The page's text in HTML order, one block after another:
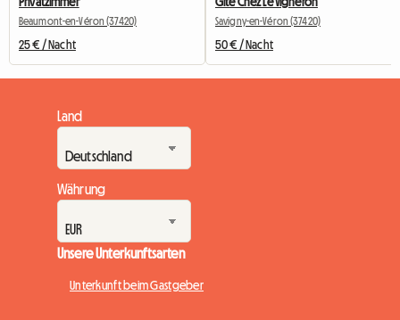
Beaumont-en-Véron (37420)
25 € / Nacht
Savigny-en-Véron (37420)
50 € / Nacht
Land
Währung
Unsere Unterkunftsarten
Unterkunft beim Gastgeber